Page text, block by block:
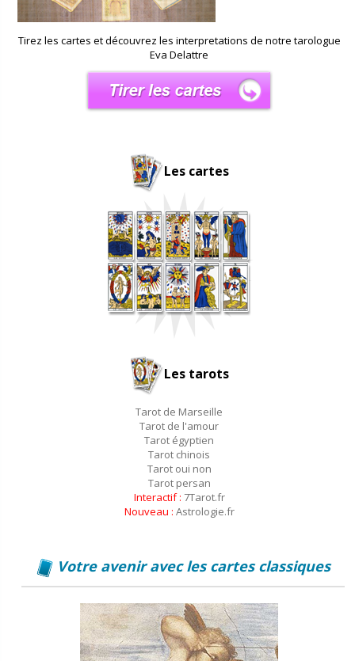
Tirez les cartes et découvrez les interpretations de notre tarologue
Eva Delattre
Les cartes
Les tarots
Tarot de Marseille
Tarot de l'amour
Tarot égyptien
Tarot chinois
Tarot oui non
Tarot persan
Interactif : 7Tarot.fr
Nouveau : Astrologie.fr
Votre avenir avec les cartes classiques